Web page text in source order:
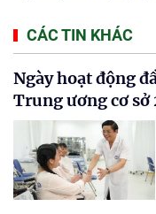
CÁC TIN KHÁC
Ngày hoạt động
Trung ương cơ